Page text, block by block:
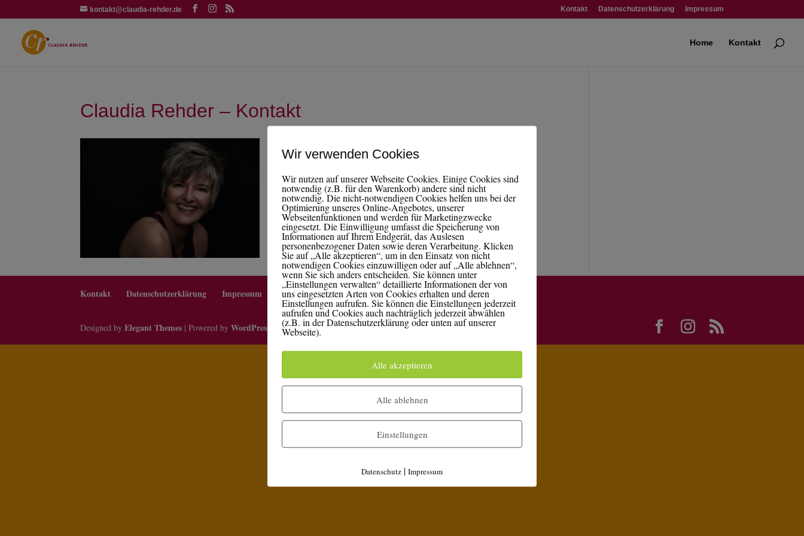
kontakt@claudia-rehder.de Kontakt Datenschutzerklärung Impressum
Home Kontakt
Claudia Rehder – Kontakt
Kontakt Datenschutzerklärung Impressum
Designed byElegant Themes | Powered byWordPress
Wir verwenden Cookies
Wir nutzen auf unserer Webseite Cookies. Einige Cookies sind
notwendig (z.B. für den Warenkorb) andere sind nicht
notwendig. Die nicht-notwendigen Cookies helfen uns bei der
Optimierung unseres Online-Angebotes, unserer
Webseitenfunktionen und werden für Marketingzwecke
eingesetzt. Die Einwilligung umfasst die Speicherung von
Informationen auf Ihrem Endgerät, das Auslesen
personenbezogener Daten sowie deren Verarbeitung. Klicken
Sie auf „Alle akzeptieren“, um in den Einsatz von nicht
notwendigen Cookies einzuwilligen oder auf „Alle ablehnen“,
wenn Sie sich anders entscheiden. Sie können unter
„Einstellungen verwalten“ detaillierte Informationen der von
uns eingesetzten Arten von Cookies erhalten und deren
Einstellungen aufrufen. Sie können die Einstellungen jederzeit
aufrufen und Cookies auch nachträglich jederzeit abwählen
(z.B. in der Datenschutzerklärung oder unten auf unserer
Webseite).
Alle akzeptieren
Alle ablehnen
Einstellungen
Datenschutz | Impressum